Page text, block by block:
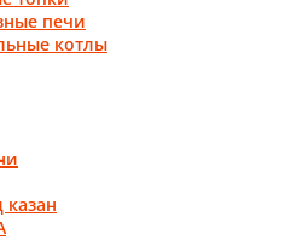
печи
котлы